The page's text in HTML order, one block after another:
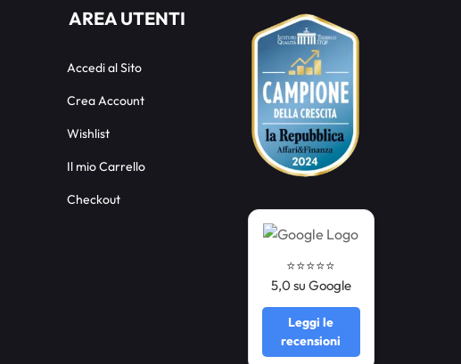
AREA UTENTI
Accedi al Sito
Crea Account
Wishlist
Il mio Carrello
Checkout
⭐️⭐️⭐️⭐️⭐️
5,0 su Google
Leggi le
recensioni